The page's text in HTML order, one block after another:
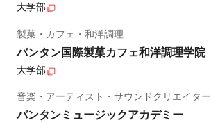
大学部
製菓・カフェ・和洋調理
バンタン国際製菓カフェ和洋調理学院
大学部
音楽・アーティスト・サウンドクリエイター
バンタンミュージックアカデミー